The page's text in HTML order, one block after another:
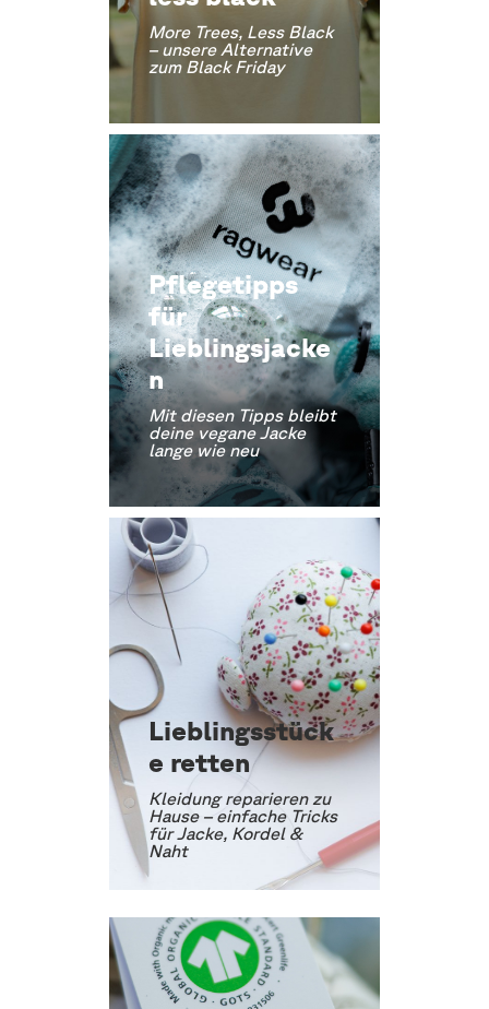
More Trees, Less Black
– unsere Alternative
zum Black Friday
Pflegetipps
für
Lieblingsjacke
n
Mit diesen Tipps bleibt
deine vegane Jacke
lange wie neu
Lieblingsstück
e retten
Kleidung reparieren zu
Hause – einfache Tricks
für Jacke, Kordel &
Naht